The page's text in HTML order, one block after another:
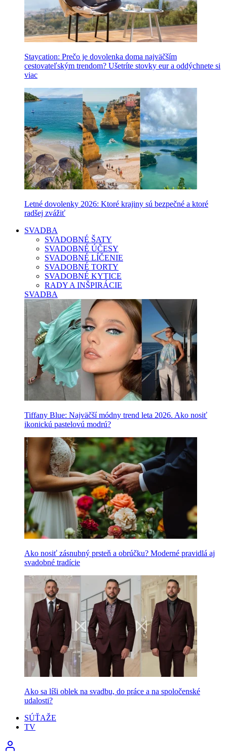
Staycation: Prečo je dovolenka doma najväčším
cestovateľským trendom? Ušetríte stovky eur a oddýchnete si
viac
Letné dovolenky 2026: Ktoré krajiny sú bezpečné a ktoré
radšej zvážiť
SVADBA
SVADOBNÉ ŠATY
SVADOBNÉ ÚČESY
SVADOBNÉ LÍČENIE
SVADOBNÉ TORTY
SVADOBNÉ KYTICE
RADY A INŠPIRÁCIE
SVADBA
Tiffany Blue: Najväčší módny trend leta 2026. Ako nosiť
ikonickú pastelovú modrú?
Ako nosiť zásnubný prsteň a obrúčku? Moderné pravidlá aj
svadobné tradície
Ako sa líši oblek na svadbu, do práce a na spoločenské
udalosti?
SÚŤAŽE
TV